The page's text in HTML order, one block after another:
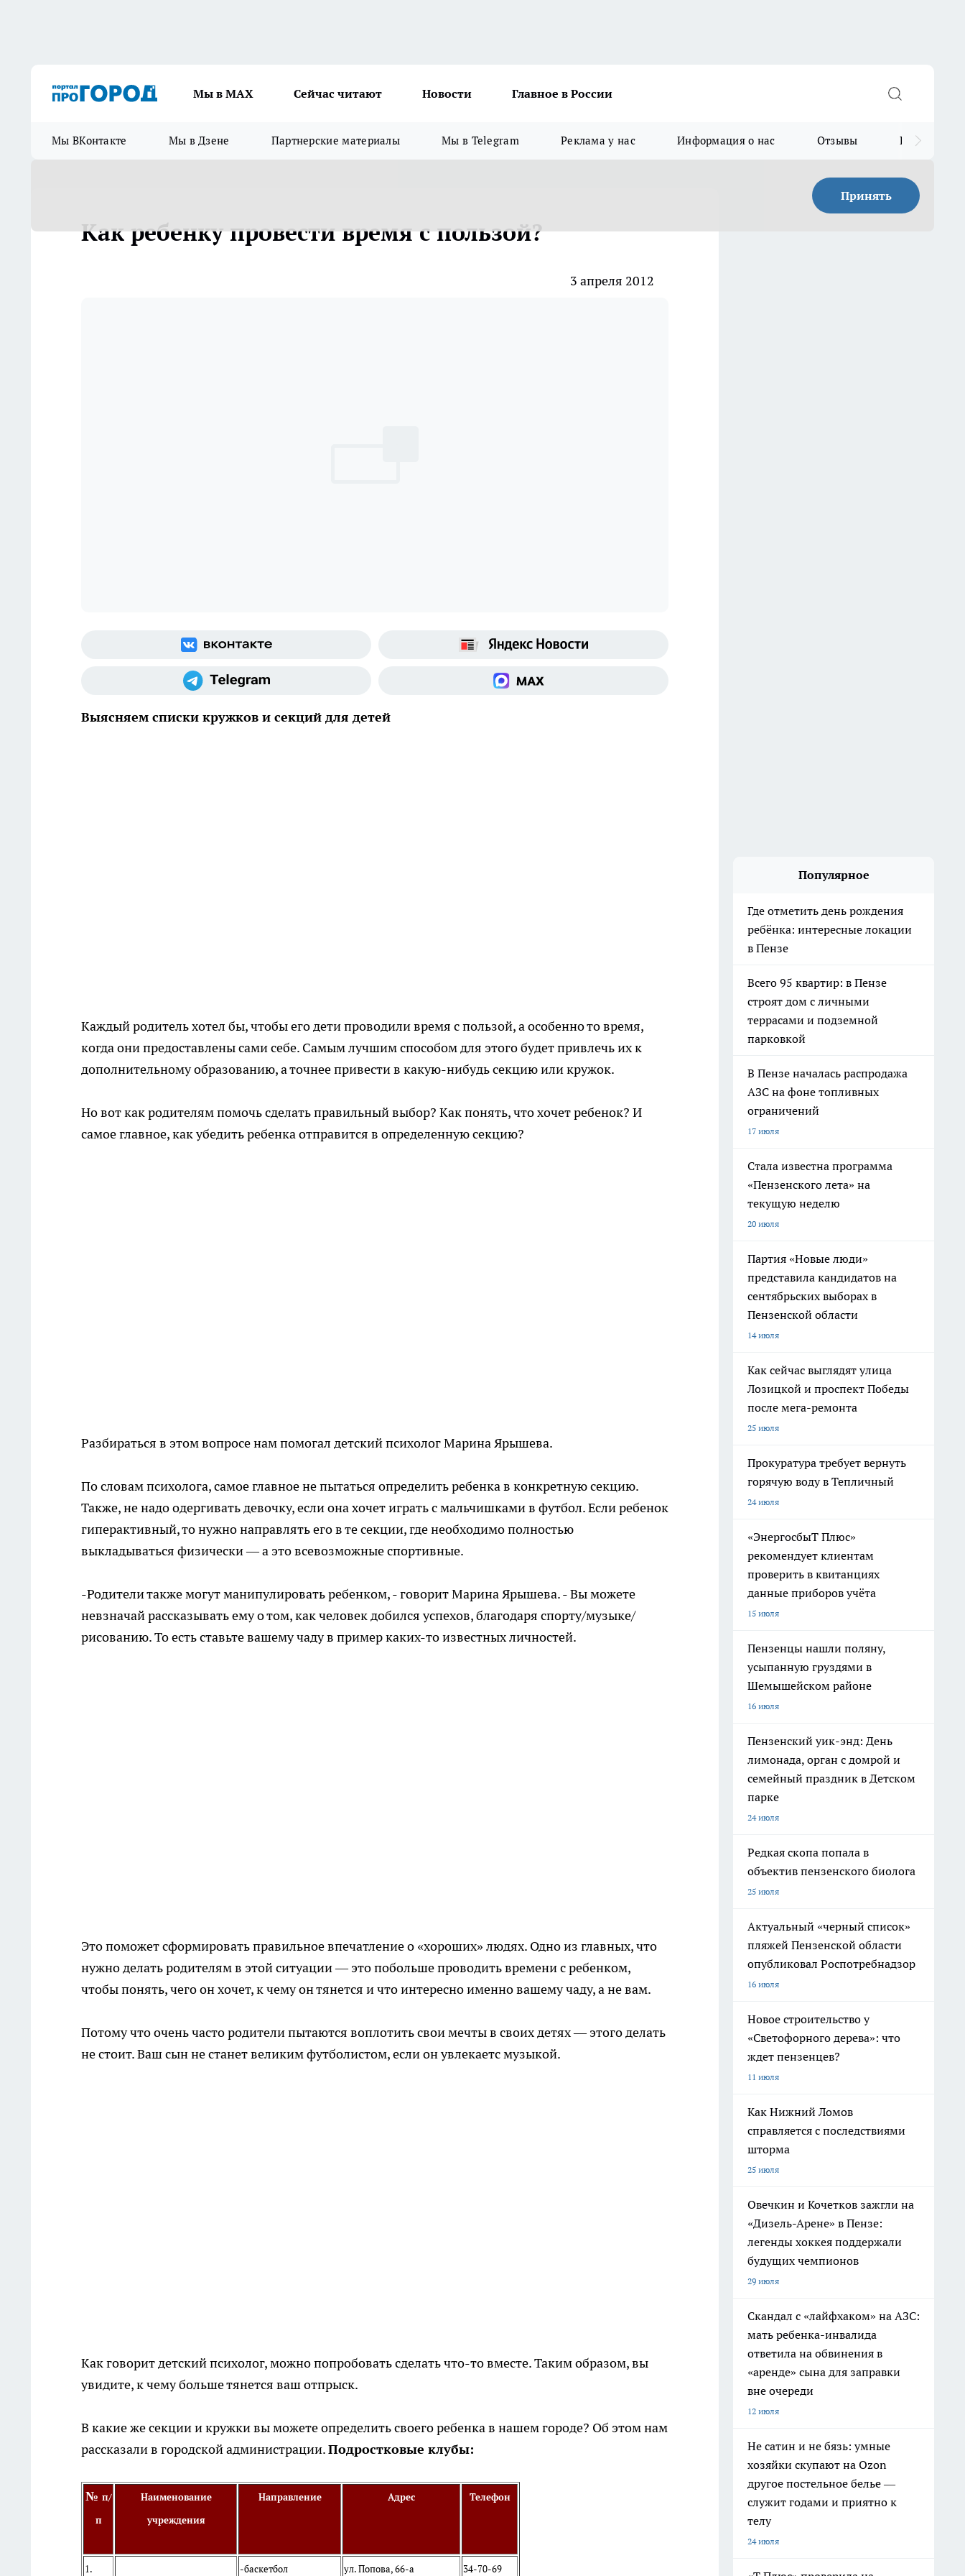
Мы в МАХ Сейчас читают Новости Главное в России
Мы ВКонтакте Мы в Дзене Партнерские материалы Мы в Telegram Реклама у нас Информация о нас Отзывы Прайс для
Принять
Как ребенку провести время с пользой?
3 апреля 2012
Выясняем списки кружков и секций для детей
Каждый родитель хотел бы, чтобы его дети проводили время с пользой, а особенно то время,
когда они предоставлены сами себе. Самым лучшим способом для этого будет привлечь их к
дополнительному образованию, а точнее привести в какую-нибудь секцию или кружок.
Но вот как родителям помочь сделать правильный выбор? Как понять, что хочет ребенок? И
самое главное, как убедить ребенка отправится в определенную секцию?
Разбираться в этом вопросе нам помогал детский психолог Марина Ярышева.
По словам психолога, самое главное не пытаться определить ребенка в конкретную секцию.
Также, не надо одергивать девочку, если она хочет играть с мальчишками в футбол. Если ребенок
гиперактивный, то нужно направлять его в те секции, где необходимо полностью
выкладываться физически — а это всевозможные спортивные.
-Родители также могут манипулировать ребенком, - говорит Марина Ярышева. - Вы можете
невзначай рассказывать ему о том, как человек добился успехов, благодаря спорту/музыке/
рисованию. То есть ставьте вашему чаду в пример каких-то известных личностей.
Это поможет сформировать правильное впечатление о «хороших» людях. Одно из главных, что
нужно делать родителям в этой ситуации — это побольше проводить времени с ребенком,
чтобы понять, чего он хочет, к чему он тянется и что интересно именно вашему чаду, а не вам.
Потому что очень часто родители пытаются воплотить свои мечты в своих детях — этого делать
не стоит. Ваш сын не станет великим футболистом, если он увлекаетс музыкой.
Как говорит детский психолог, можно попробовать сделать что-то вместе. Таким образом, вы
увидите, к чему больше тянется ваш отпрыск.
В какие же секции и кружки вы можете определить своего ребенка в нашем городе? Об этом нам
рассказали в городской администрации.Подростковые клубы:
№ п/
п
Наименование
учреждения
Направление Адрес Телефон
1.
-баскетбол ул. Попова, 66-а 34-70-69
Популярное
Где отметить день рождения
ребёнка: интересные локации
в Пензе
Всего 95 квартир: в Пензе
строят дом с личными
террасами и подземной
парковкой
В Пензе началась распродажа
АЗС на фоне топливных
ограничений
17 июля
Стала известна программа
«Пензенского лета» на
текущую неделю
20 июля
Партия «Новые люди»
представила кандидатов на
сентябрьских выборах в
Пензенской области
14 июля
Как сейчас выглядят улица
Лозицкой и проспект Победы
после мега-ремонта
25 июля
Прокуратура требует вернуть
горячую воду в Тепличный
24 июля
«ЭнергосбыТ Плюс»
рекомендует клиентам
проверить в квитанциях
данные приборов учёта
15 июля
Пензенцы нашли поляну,
усыпанную груздями в
Шемышейском районе
16 июля
Пензенский уик-энд: День
лимонада, орган с домрой и
семейный праздник в Детском
парке
24 июля
Редкая скопа попала в
объектив пензенского биолога
25 июля
Актуальный «черный список»
пляжей Пензенской области
опубликовал Роспотребнадзор
16 июля
Новое строительство у
«Светофорного дерева»: что
ждет пензенцев?
11 июля
Как Нижний Ломов
справляется с последствиями
шторма
25 июля
Овечкин и Кочетков зажгли на
«Дизель-Арене» в Пензе:
легенды хоккея поддержали
будущих чемпионов
29 июля
Скандал с «лайфхаком» на АЗС:
мать ребенка-инвалида
ответила на обвинения в
«аренде» сына для заправки
вне очереди
12 июля
Не сатин и не бязь: умные
хозяйки скупают на Ozon
другое постельное белье —
служит годами и приятно к
телу
24 июля